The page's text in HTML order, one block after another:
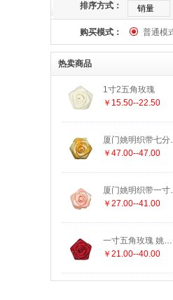
168-275
625
815印123
排序方式： 销量
购买模式： 普通模
热卖商品
1寸2五角玫瑰
￥15.50--22.50
厦门
￥47.00--47.00
厦门
￥27.00--41.00
一寸五角玫瑰 姚明花饰厂家直销
￥21.00--40.00